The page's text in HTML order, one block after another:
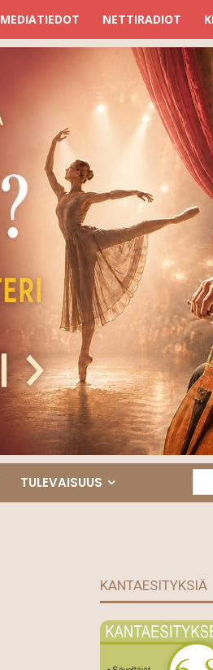
MEDIATIEDOT NETTIRADIOT
TULEVAISUUS
KANTAESITYKSIÄ